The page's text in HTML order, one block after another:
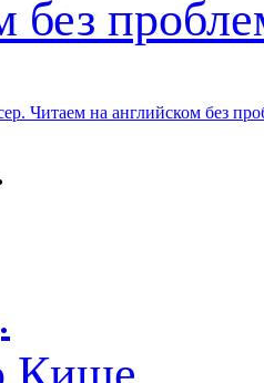
Читаем на английском без